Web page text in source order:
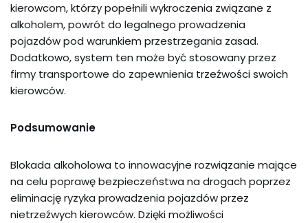
kierowcom, którzy popełnili wykroczenia związane z
alkoholem, powrót do legalnego prowadzenia
pojazdów pod warunkiem przestrzegania zasad.
Dodatkowo, system ten może być stosowany przez
firmy transportowe do zapewnienia trzeźwości swoich
kierowców.
Podsumowanie
Blokada alkoholowa to innowacyjne rozwiązanie mające
na celu poprawę bezpieczeństwa na drogach poprzez
eliminację ryzyka prowadzenia pojazdów przez
nietrzeźwych kierowców. Dzięki możliwości